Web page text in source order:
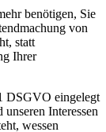
benötigen, Sie
von
statt
Ihrer
DSGVO eingelegt
Interessen
wessen